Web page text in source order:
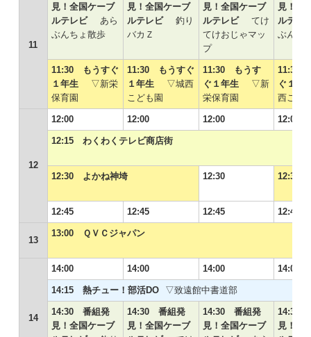
11
見！全国ケーブ
ルテレビ
あら
ぶんちょ散歩
見！全国ケーブ
ルテレビ
釣り
バカＺ
見！全国ケーブ
ルテレビ
てけ
てけおじゃマッ
プ
見！全
ルテ
ぶんち
11:30 もうすぐ
１年生
▽新栄
保育園
11:30 もうすぐ
１年生
▽城西
こども園
11:30 もうす
ぐ１年生
▽新
栄保育園
11:30
ぐ１
西こど
12
12:00 12:00 12:00 12:00
12:15 わくわくテレビ商店街
12:30 よかね神埼 12:30 12:30
12:45 12:45 12:45 12:45
13
13:00 ＱＶＣジャパン
14
14:00 14:00 14:00 14:00
14:15 熱チュー！部活DO ▽致遠館中書道部
14:30 番組発
見！全国ケーブ
14:30 番組発
見！全国ケーブ
14:30 番組発
見！全国ケーブ
14:30
見！全